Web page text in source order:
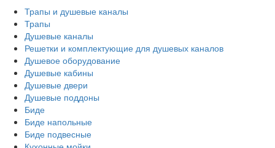
Трапы и душевые каналы
Трапы
Душевые каналы
Решетки и комплектующие для душевых каналов
Душевое оборудование
Душевые кабины
Душевые двери
Душевые поддоны
Биде
Биде напольные
Биде подвесные